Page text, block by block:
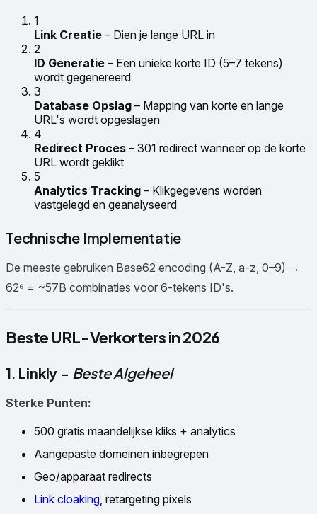
1
Link Creatie – Dien je lange URL in
2
ID Generatie – Een unieke korte ID (5–7 tekens)
wordt gegenereerd
3
Database Opslag – Mapping van korte en lange
URL's wordt opgeslagen
4
Redirect Proces – 301 redirect wanneer op de korte
URL wordt geklikt
5
Analytics Tracking – Klikgegevens worden
vastgelegd en geanalyseerd
Technische Implementatie
De meeste gebruiken Base62 encoding (A-Z, a-z, 0–9) →
62⁶ = ~57B combinaties voor 6-tekens ID's.
Beste URL-Verkorters in 2026
1. Linkly – Beste Algeheel
Sterke Punten:
500 gratis maandelijkse kliks + analytics
Aangepaste domeinen inbegrepen
Geo/apparaat redirects
Link cloaking, retargeting pixels